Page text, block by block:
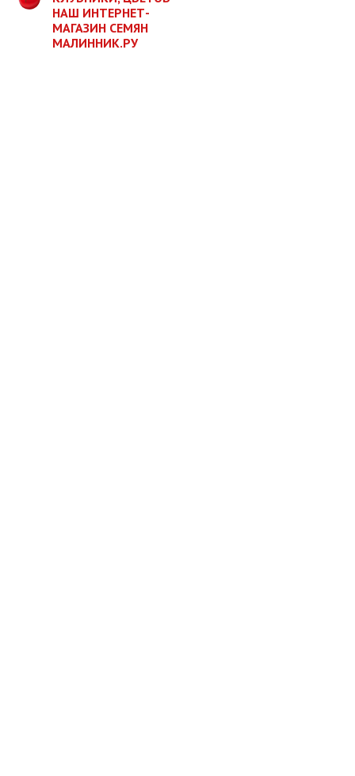
НАШ ИНТЕРНЕТ-
МАГАЗИН СЕМЯН
МАЛИННИК.РУ